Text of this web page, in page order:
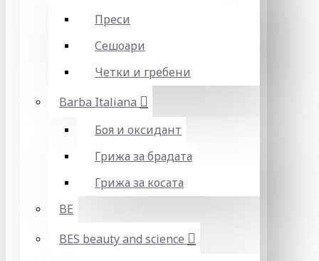
Преси
Сешоари
Четки и гребени
Barba Italiana
Боя и оксидант
Грижа за брадата
Грижа за косата
BE
BES beauty and science